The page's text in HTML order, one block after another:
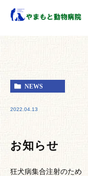
NEWS
2022.04.13
お知らせ
狂犬病集合注射のため